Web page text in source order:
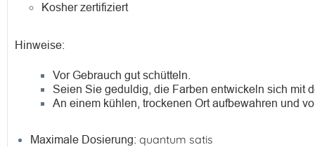
Kosher zertifiziert
Hinweise:
Vor Gebrauch gut schütteln.
Seien Sie geduldig, die Farben entwickeln sich mit
An einem kühlen, trockenen Ort aufbewahren und
Maximale Dosierung: quantum satis